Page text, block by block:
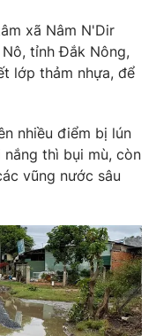
thao
sản
xã Nâm N'Dir
tỉnh Đắk Nông,
lớp thảm nhựa, để
nhiều điểm bị lún
nắng thì bụi mù, còn
vũng nước sâu